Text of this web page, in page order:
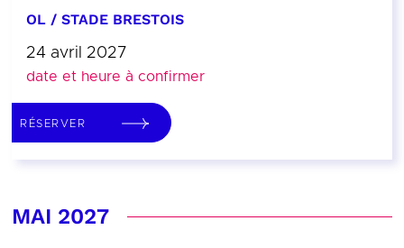
OL / STADE BRESTOIS
24 avril 2027
date et heure à confirmer
RÉSERVER
MAI 2027